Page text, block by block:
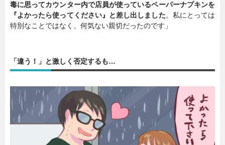
毒に思ってカウンター内で店員が使っているペーパーナプキンを
『よかったら使ってください』と差し出しました。私にとっては
特別なことではなく、何気ない親切だったのです」
「違う！」と激しく否定するも…